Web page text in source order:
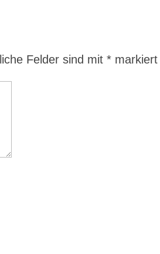
Felder sind mit* markiert